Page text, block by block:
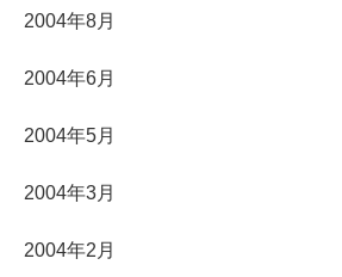
2004年8月
2004年6月
2004年5月
2004年3月
2004年2月